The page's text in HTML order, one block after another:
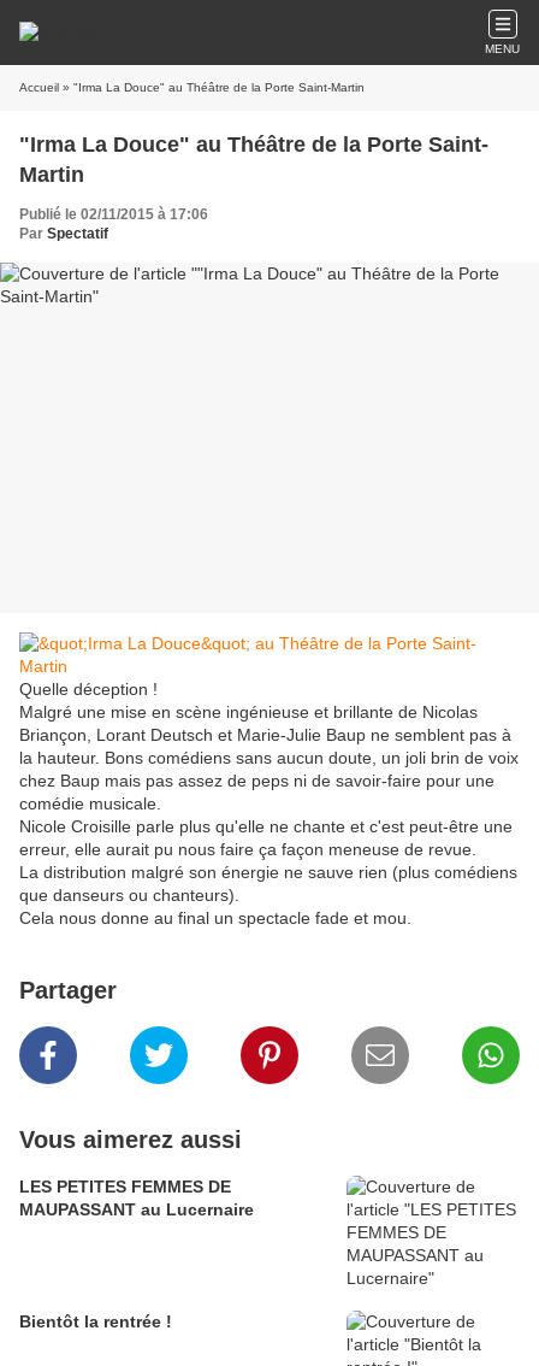
MENU
Accueil » "Irma La Douce" au Théâtre de la Porte Saint-Martin
"Irma La Douce" au Théâtre de la Porte Saint-
Martin
Publié le 02/11/2015 à 17:06
Par Spectatif
Quelle déception !
Malgré une mise en scène ingénieuse et brillante de Nicolas
Briançon, Lorant Deutsch et Marie-Julie Baup ne semblent pas à
la hauteur. Bons comédiens sans aucun doute, un joli brin de voix
chez Baup mais pas assez de peps ni de savoir-faire pour une
comédie musicale.
Nicole Croisille parle plus qu'elle ne chante et c'est peut-être une
erreur, elle aurait pu nous faire ça façon meneuse de revue.
La distribution malgré son énergie ne sauve rien (plus comédiens
que danseurs ou chanteurs).
Cela nous donne au final un spectacle fade et mou.
Partager
Vous aimerez aussi
LES PETITES FEMMES DE
MAUPASSANT au Lucernaire
Bientôt la rentrée !